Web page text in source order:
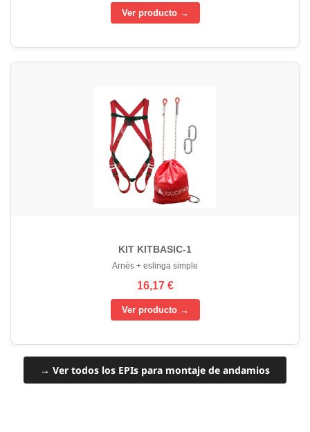
Ver producto →
KIT KITBASIC-1
Arnés + eslinga simple
16,17 €
Ver producto →
→ Ver todos los EPIs para montaje de andamios